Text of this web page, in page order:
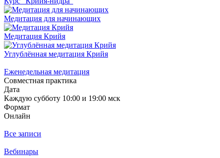
Медитация для начинающих
Медитация Крийя
Углублённая медитация Крийя
Еженедельная медитация
Совместная практика
Дата
Каждую субботу 10:00 и 19:00 мск
Формат
Онлайн
Все записи
Вебинары